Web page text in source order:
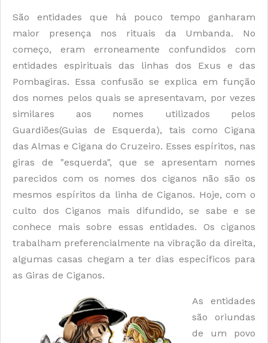
São entidades que há pouco tempo ganharam
maior presença nos rituais da Umbanda. No
começo, eram erroneamente confundidos com
entidades espirituais das linhas dos Exus e das
Pombagiras. Essa confusão se explica em função
dos nomes pelos quais se apresentavam, por vezes
similares aos nomes utilizados pelos
Guardiões(Guias de Esquerda), tais como Cigana
das Almas e Cigana do Cruzeiro. Esses espíritos, nas
giras de "esquerda", que se apresentam nomes
parecidos com os nomes dos ciganos não são os
mesmos espíritos da linha de Ciganos. Hoje, com o
culto dos Ciganos mais difundido, se sabe e se
conhece mais sobre essas entidades. Os ciganos
trabalham preferencialmente na vibração da direita,
algumas casas chegam a ter dias específicos para
as Giras de Ciganos.
As entidades
são oriundas
de um povo